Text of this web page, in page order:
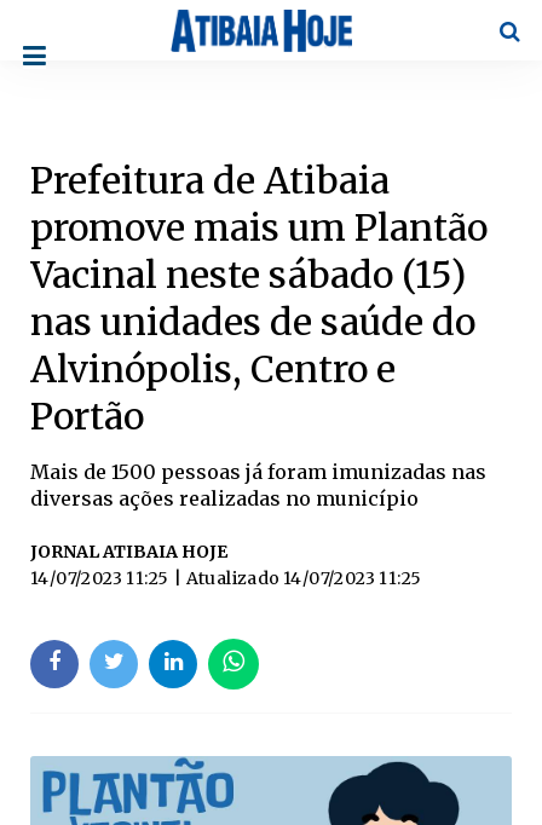
Prefeitura de Atibaia
promove mais um Plantão
Vacinal neste sábado (15)
nas unidades de saúde do
Alvinópolis, Centro e
Portão
Mais de 1500 pessoas já foram imunizadas nas
diversas ações realizadas no município
JORNAL ATIBAIA HOJE
14/07/2023 11:25
| Atualizado 14/07/2023 11:25